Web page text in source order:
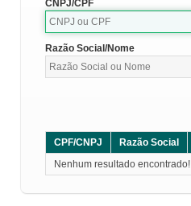
CNPJ/CPF
Razão Social/Nome
CPF/CNPJ Razão Social
Nenhum resultado encontrado!